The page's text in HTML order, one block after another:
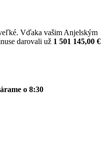
Vďaka vašim Anjelským
darovali už 1 501 145,00 €
o 8:30